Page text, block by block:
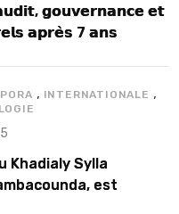
𝗴𝗼𝘂𝘃𝗲𝗿𝗻𝗮𝗻𝗰𝗲 𝗲𝘁
𝗮𝗽𝗿𝗲̀𝘀 7 𝗮𝗻𝘀
, INTERNATIONALE ,
Khadialy Sylla
est